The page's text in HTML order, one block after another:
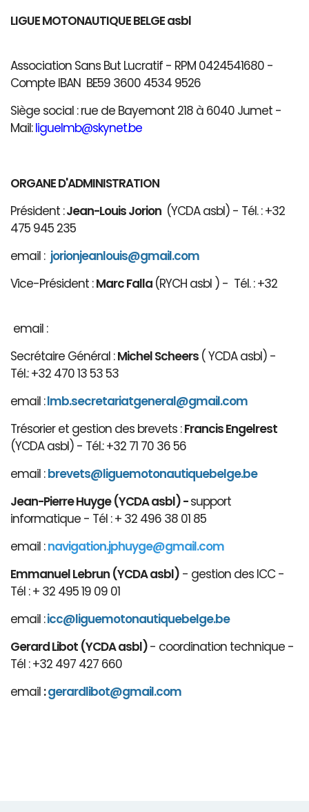
LIGUE MOTONAUTIQUE BELGE asbl
Association Sans But Lucratif - RPM 0424541680 -
Compte IBAN BE59 3600 4534 9526
Siège social : rue de Bayemont 218 à 6040 Jumet -
Mail:liguelmb@skynet.be
ORGANE D'ADMINISTRATION
Président :Jean-Louis Jorion (YCDA asbl) - Tél. : +32
475 945 235
email : jorionjeanlouis@gmail.com
Vice-Président :Marc Falla (RYCH asbl ) - Tél. : +32
email :
Secrétaire Général :Michel Scheers ( YCDA asbl) -
Tél.: +32 470 13 53 53
email :lmb.secretariatgeneral@gmail.com
Trésorier et gestion des brevets :Francis Engelrest
(YCDA asbl) - Tél.: +32 71 70 36 56
email :brevets@liguemotonautiquebelge.be
Jean-Pierre Huyge (YCDA asbl) -support
informatique - Tél : + 32 496 38 01 85
email :navigation.jphuyge@gmail.com
Emmanuel Lebrun (YCDA asbl) - gestion des ICC -
Tél : + 32 495 19 09 01
email :icc@liguemotonautiquebelge.be
Gerard Libot (YCDA asbl)- coordination technique -
Tél : +32 497 427 660
email :gerardlibot@gmail.com